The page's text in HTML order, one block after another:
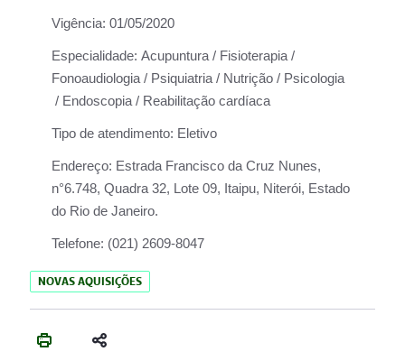
Vigência: 01/05/2020
Especialidade: Acupuntura / Fisioterapia /
Fonoaudiologia / Psiquiatria / Nutrição / Psicologia
/ Endoscopia / Reabilitação cardíaca
Tipo de atendimento: Eletivo
Endereço: Estrada Francisco da Cruz Nunes,
n°6.748, Quadra 32, Lote 09, Itaipu, Niterói, Estado
do Rio de Janeiro.
Telefone: (021) 2609-8047
NOVAS AQUISIÇÕES